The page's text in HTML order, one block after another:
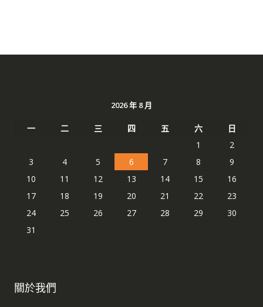
2026 年 8 月
一 二 三 四 五 六
日
1
2
3
4 5 6 7 8
9
10
11 12 13 14 15
16
17
18 19 20 21 22
23
24
25 26 27 28 29
30
31
關於我們